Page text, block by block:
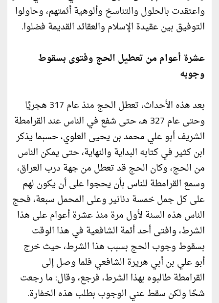
واعتقدت بالحلول والتناسخ وألوهية أئمتهم، وحاولوا
التوفيق بين عقيدة الإسلام والعقائد القديمة فضلوا.
عشرة أعوام من تعطيل الحج وفتوى بسقوط
وجوبه
بعد هذه الأحداث، تعطل الحج منذ عام 317 هجريًا
وحتى عام 327 هـ، حتى شفع في الناس عند القرامطة
الشريف أبو علي محمد بن يحيى العلوي، حسبما يذكر
ابن كثير في كتابه البداية والنهاية، حتى يمكن الناس
من الحج، وكان الحج قد تعطل من جهة درب العراق،
وسمع القرامطة للناس بأن يحجوا على أن يكون لهم
على كل جمل خمسة دنانير وعلى المحمل سبعة، فحج
الناس هذه السنة لأول مرة منذ عشرة أعوام على هذا
الشرط، وافتى أحد أئمة الشافعية في هذا الوقت
بسقوط وجوب الحج بسبب هذا الشرط، حيث خرج
أبو علي بن أبي هريرة الشافعي فلما وصل إلى
القرامطة طالبوه بهذا الشرط، فرجع، وقال: ما رجعت
شحًا ولكن سقط عني الوجوب بطلب هذه الخفارة.